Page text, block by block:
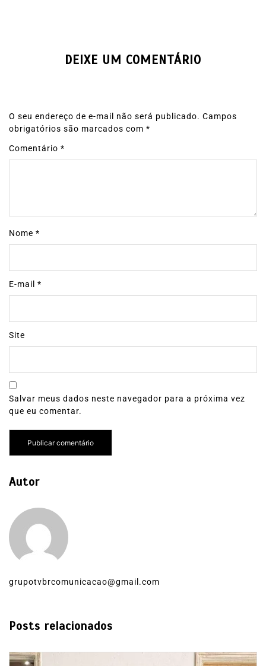
DEIXE UM COMENTÁRIO
O seu endereço de e-mail não será publicado. Campos
obrigatórios são marcados com *
Comentário *
Nome *
E-mail *
Site
Salvar meus dados neste navegador para a próxima vez
que eu comentar.
Autor
grupotvbrcomunicacao@gmail.com
Posts relacionados